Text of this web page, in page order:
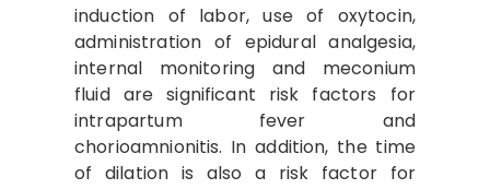
induction of labor, use of oxytocin,
administration of epidural analgesia,
internal monitoring and meconium
fluid are significant risk factors for
intrapartum fever and
chorioamnionitis. In addition, the time
of dilation is also a risk factor for